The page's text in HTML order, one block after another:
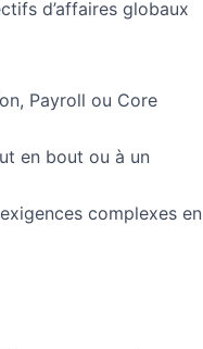
d’affaires globaux
Payroll ou Core
en bout ou à un
complexes en